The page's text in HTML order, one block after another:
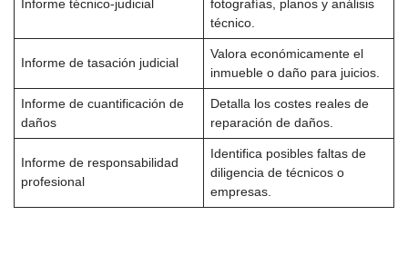
Informe técnico-judicial
fotografías, planos y análisis
técnico.
Informe de tasación judicial
Valora económicamente el
inmueble o daño para juicios.
Informe de cuantificación de
daños
Detalla los costes reales de
reparación de daños.
Informe de responsabilidad
profesional
Identifica posibles faltas de
diligencia de técnicos o
empresas.